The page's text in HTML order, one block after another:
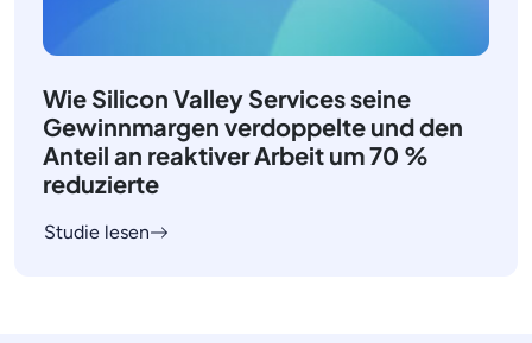
Wie Silicon Valley Services seine
Gewinnmargen verdoppelte und den
Anteil an reaktiver Arbeit um 70 %
reduzierte
Studie lesen